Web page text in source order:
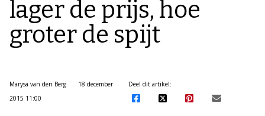
lager de prijs, hoe
groter de spijt
Marysa van den Berg
18 december
2015 11:00
Deel dit artikel: